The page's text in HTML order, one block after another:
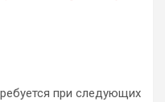
при следующих